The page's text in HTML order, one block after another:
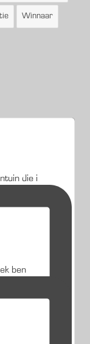
Winnaar
die i
ben